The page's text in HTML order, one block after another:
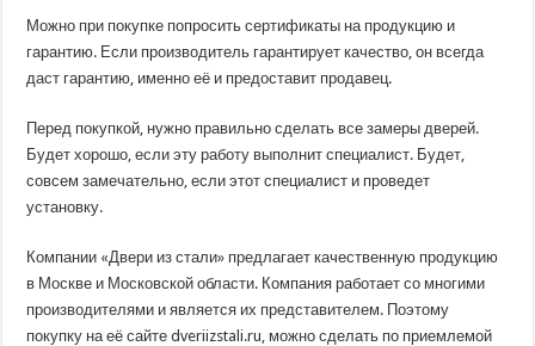
Можно при покупке попросить сертификаты на продукцию и
гарантию. Если производитель гарантирует качество, он всегда
даст гарантию, именно её и предоставит продавец.
Перед покупкой, нужно правильно сделать все замеры дверей.
Будет хорошо, если эту работу выполнит специалист. Будет,
совсем замечательно, если этот специалист и проведет
установку.
Компании «Двери из стали» предлагает качественную продукцию
в Москве и Московской области. Компания работает со многими
производителями и является их представителем. Поэтому
покупку на её сайте dveriizstali.ru, можно сделать по приемлемой